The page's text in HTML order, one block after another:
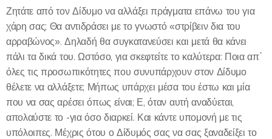
Ζητάτε από τον Δίδυμο να αλλάξει πράγματα επάνω του για
χάρη σας; Θα αντιδράσει με το γνωστό «στρίβειν δια του
αρραβώνος». Δηλαδή θα συγκατανεύσει και μετά θα κάνει
πάλι τα δικά του. Ωστόσο, για σκεφτείτε το καλύτερα: Ποια απ΄
όλες τις προσωπικότητες που συνυπάρχουν στον Δίδυμο
θέλετε να αλλάξετε; Μήπως υπάρχει μέσα του έστω και μία
που να σας αρέσει όπως είναι; Ε, όταν αυτή αναδύεται,
απολαύστε το -για όσο διαρκεί. Και κάντε υπομονή με τις
υπόλοιπες. Μέχρις ότου ο Δίδυμός σας να σας ξαναδείξει το